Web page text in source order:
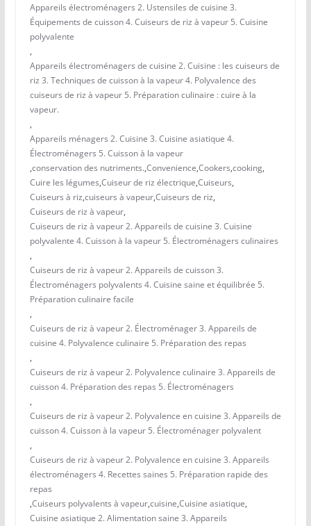
Appareils électroménagers 2. Ustensiles de cuisine 3.
Équipements de cuisson 4. Cuiseurs de riz à vapeur 5. Cuisine
polyvalente
,
Appareils électroménagers de cuisine 2. Cuisine : les cuiseurs de
riz 3. Techniques de cuisson à la vapeur 4. Polyvalence des
cuiseurs de riz à vapeur 5. Préparation culinaire : cuire à la
vapeur.
,
Appareils ménagers 2. Cuisine 3. Cuisine asiatique 4.
Électroménagers 5. Cuisson à la vapeur
,conservation des nutriments.,Convenience,Cookers,cooking,
Cuire les légumes,Cuiseur de riz électrique,Cuiseurs,
Cuiseurs à riz,cuiseurs à vapeur,Cuiseurs de riz,
Cuiseurs de riz à vapeur,
Cuiseurs de riz à vapeur 2. Appareils de cuisine 3. Cuisine
polyvalente 4. Cuisson à la vapeur 5. Électroménagers culinaires
,
Cuiseurs de riz à vapeur 2. Appareils de cuisson 3.
Électroménagers polyvalents 4. Cuisine saine et équilibrée 5.
Préparation culinaire facile
,
Cuiseurs de riz à vapeur 2. Électroménager 3. Appareils de
cuisine 4. Polyvalence culinaire 5. Préparation des repas
,
Cuiseurs de riz à vapeur 2. Polyvalence culinaire 3. Appareils de
cuisson 4. Préparation des repas 5. Électroménagers
,
Cuiseurs de riz à vapeur 2. Polyvalence en cuisine 3. Appareils de
cuisson 4. Cuisson à la vapeur 5. Électroménager polyvalent
,
Cuiseurs de riz à vapeur 2. Polyvalence en cuisine 3. Appareils
électroménagers 4. Recettes saines 5. Préparation rapide des
repas
,Cuiseurs polyvalents à vapeur,cuisine,Cuisine asiatique,
Cuisine asiatique 2. Alimentation saine 3. Appareils